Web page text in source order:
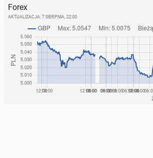
Forex
AKTUALIZACJA: 7 SIERPNIA, 22:00